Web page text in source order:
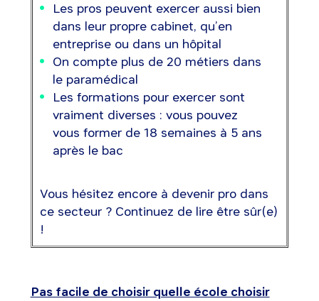
Les pros peuvent exercer aussi bien
dans leur propre cabinet, qu’en
entreprise ou dans un hôpital
On compte plus de 20 métiers dans
le paramédical
Les formations pour exercer sont
vraiment diverses : vous pouvez
vous former de 18 semaines à 5 ans
après le bac
Vous hésitez encore à devenir pro dans
ce secteur ? Continuez de lire être sûr(e)
!
Pas facile de choisir quelle école choisir